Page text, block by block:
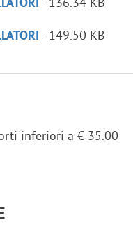
- 149.50 KB
inferiori a € 35.00